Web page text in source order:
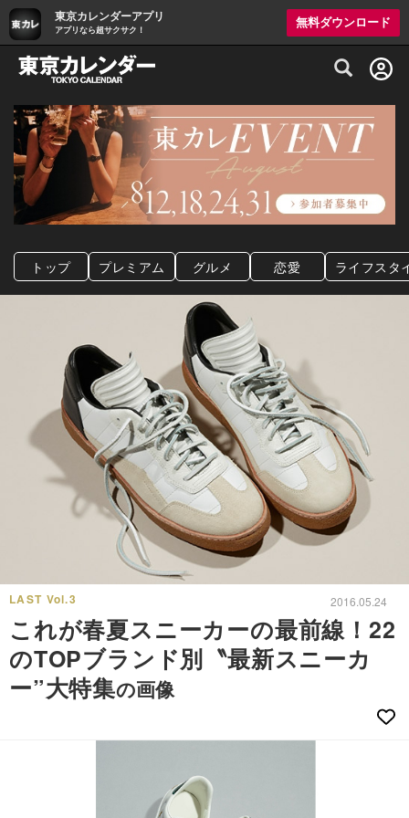
東京カレンダーアプリ
アプリなら超サクサク！
無料ダウンロード
グルメ情報・プレミアムレストラン予約
トップ プレミアム グルメ 恋愛 ライフスタ
LAST Vol.3 2016.05.24
これが春夏スニーカーの最前線！22
のTOPブランド別〝最新スニーカ
ー”大特集の画像